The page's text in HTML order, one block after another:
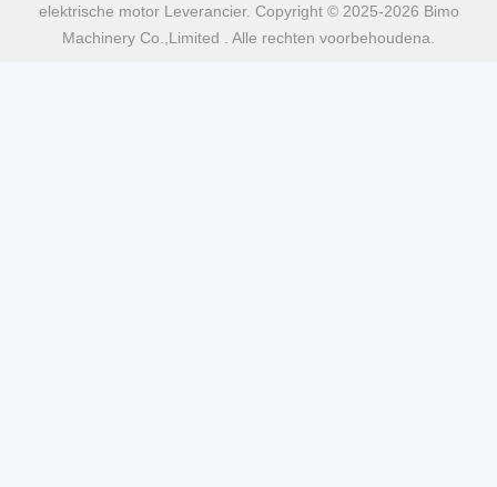
elektrische motor Leverancier. Copyright © 2025-2026 Bimo
Machinery Co.,Limited . Alle rechten voorbehoudena.